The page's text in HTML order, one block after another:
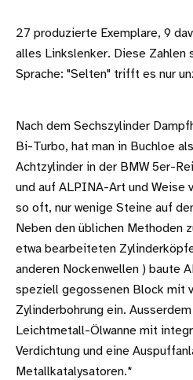
27 produzierte Exemplare, 9
alles Linkslenker. Diese Zahlen
Sprache: "Selten" trifft es nur
Nach dem Sechszylinder
Bi-Turbo, hat man in Buchloe
Achtzylinder in der BMW 5er-
und auf ALPINA-Art und Weise
so oft, nur wenige Steine auf
Neben den üblichen Methoden
etwa bearbeiteten
anderen Nockenwellen ) baute
speziell gegossenen Block mit
Zylinderbohrung ein.
Leichtmetall-Ölwanne mit
Verdichtung und eine
Metallkatalysatoren.*